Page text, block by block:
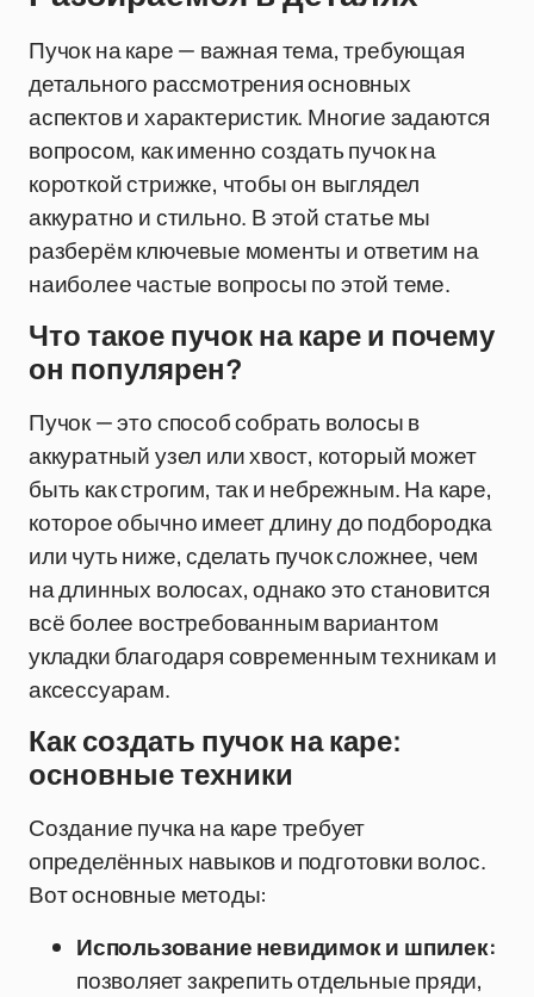
Пучок на каре — важная тема, требующая
детального рассмотрения основных
аспектов и характеристик. Многие задаются
вопросом, как именно создать пучок на
короткой стрижке, чтобы он выглядел
аккуратно и стильно. В этой статье мы
разберём ключевые моменты и ответим на
наиболее частые вопросы по этой теме.
Что такое пучок на каре и почему
он популярен?
Пучок — это способ собрать волосы в
аккуратный узел или хвост, который может
быть как строгим, так и небрежным. На каре,
которое обычно имеет длину до подбородка
или чуть ниже, сделать пучок сложнее, чем
на длинных волосах, однако это становится
всё более востребованным вариантом
укладки благодаря современным техникам и
аксессуарам.
Как создать пучок на каре:
основные техники
Создание пучка на каре требует
определённых навыков и подготовки волос.
Вот основные методы:
Использование невидимок и шпилек:
позволяет закрепить отдельные пряди,